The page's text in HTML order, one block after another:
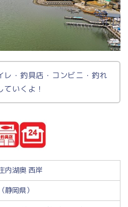
レ・釣具店・コンビニ・釣れ
ていくよ！
内湖奥 西岸
静岡県）